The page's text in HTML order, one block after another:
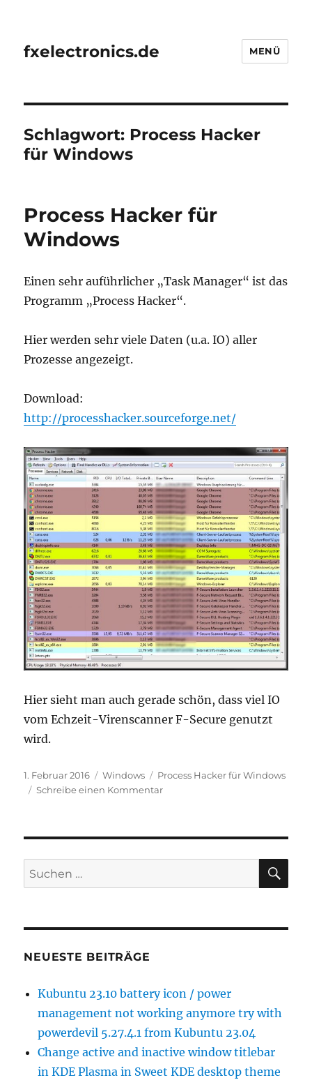
fxelectronics.de MENÜ
Schlagwort: Process Hacker
für Windows
Process Hacker für
Windows
Einen sehr auführlicher „Task Manager“ ist das
Programm „Process Hacker“.
Hier werden sehr viele Daten (u.a. IO) aller
Prozesse angezeigt.
Download:
http://processhacker.sourceforge.net/
Hier sieht man auch gerade schön, dass viel IO
vom Echzeit-Virenscanner F-Secure genutzt
wird.
Veröffentlicht
am
1. Februar 2016 Kategorien
Windows Schlagwörter
Process Hacker für Windows
Schreibe einen Kommentarzu
Suchen
nach:
NEUESTE BEITRÄGE
Kubuntu 23.10 battery icon / power
management not working anymore try with
powerdevil 5.27.4.1 from Kubuntu 23.04
Change active and inactive window titlebar
in KDE Plasma in Sweet KDE desktop theme